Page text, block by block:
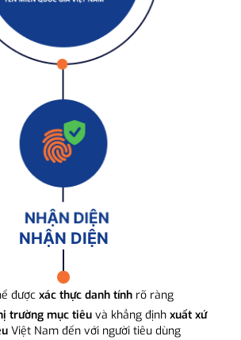
NHẬN DIỆN
được xác thực danh tính rõ ràng
trường mục tiêuvà khẳng định xuất xứ
Việt Nam đến với người tiêu dùng